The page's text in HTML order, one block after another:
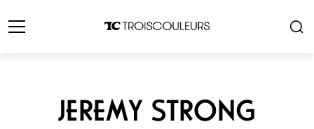
JEREMY STRONG